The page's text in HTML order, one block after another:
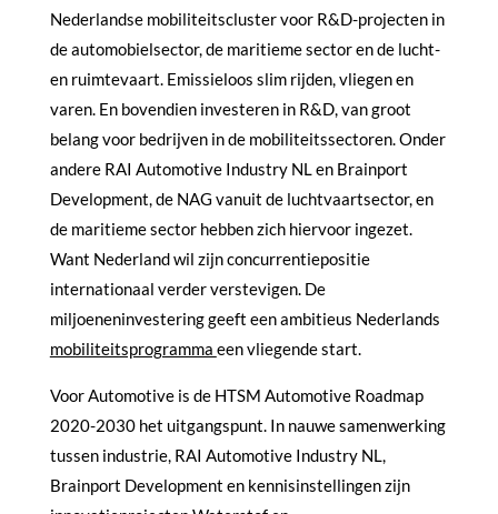
Nederlandse mobiliteitscluster voor R&D-projecten in
de automobielsector, de maritieme sector en de lucht-
en ruimtevaart. Emissieloos slim rijden, vliegen en
varen. En bovendien investeren in R&D, van groot
belang voor bedrijven in de mobiliteitssectoren. Onder
andere RAI Automotive Industry NL en Brainport
Development, de NAG vanuit de luchtvaartsector, en
de maritieme sector hebben zich hiervoor ingezet.
Want Nederland wil zijn concurrentiepositie
internationaal verder verstevigen. De
miljoeneninvestering geeft een ambitieus Nederlands
mobiliteitsprogramma een vliegende start.
Voor Automotive is de HTSM Automotive Roadmap
2020-2030 het uitgangspunt. In nauwe samenwerking
tussen industrie, RAI Automotive Industry NL,
Brainport Development en kennisinstellingen zijn